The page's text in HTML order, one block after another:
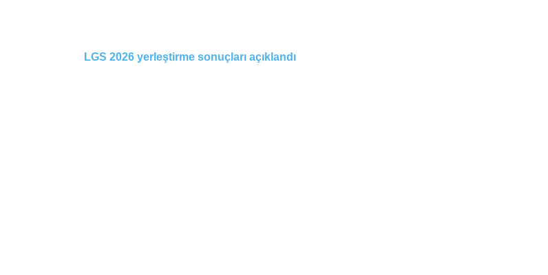
LGS 2026 yerleştirme sonuçları açıklandı